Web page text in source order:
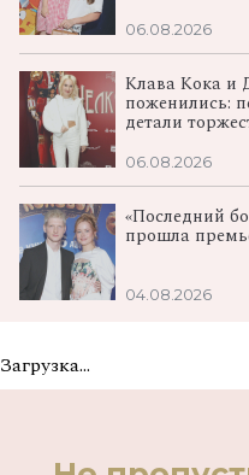
06.08.2026
Клава Кока и
поженились:
детали
06.08.2026
«Последний
прошла
04.08.2026
Загрузка...